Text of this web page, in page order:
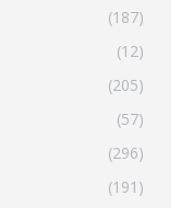
(187)
(12)
(205)
(57)
(296)
(191)